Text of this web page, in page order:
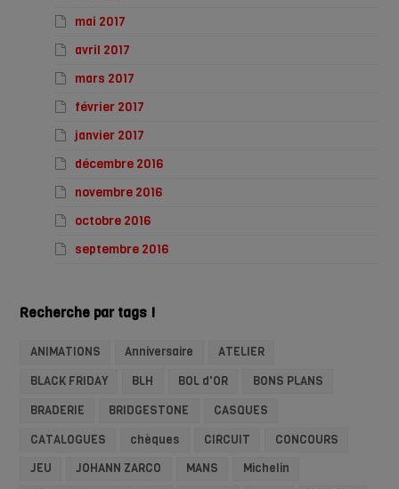
mai 2017
avril 2017
mars 2017
février 2017
janvier 2017
décembre 2016
novembre 2016
octobre 2016
septembre 2016
Recherche par tags !
ANIMATIONS Anniversaire
ATELIER
BLACK FRIDAY
BLH BOL d'OR
BONS PLANS
BRADERIE
BRIDGESTONE
CASQUES
CATALOGUES
chèques CIRCUIT
CONCOURS
JEU
JOHANN ZARCO MANS
Michelin